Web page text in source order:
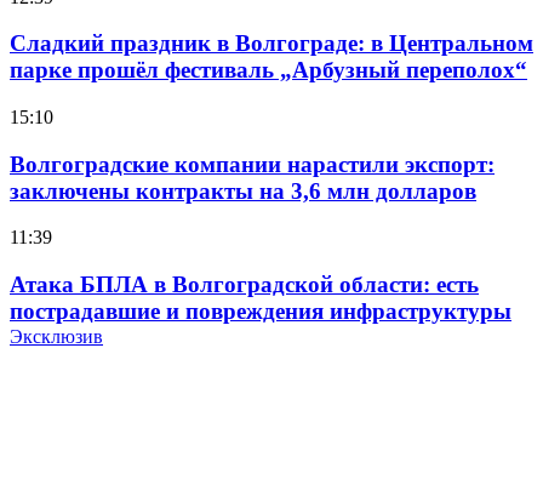
Сладкий праздник в Волгограде: в Центральном
парке прошёл фестиваль „Арбузный переполох“
15:10
Волгоградские компании нарастили экспорт:
заключены контракты на 3,6 млн долларов
11:39
Атака БПЛА в Волгоградской области: есть
пострадавшие и повреждения инфраструктуры
Эксклюзив